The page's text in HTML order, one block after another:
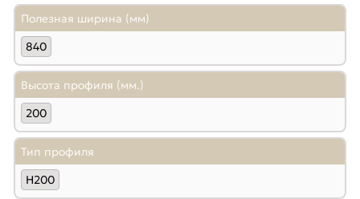
Полезная ширина (мм)
840
Высота профиля (мм.)
200
Тип профиля
Н200